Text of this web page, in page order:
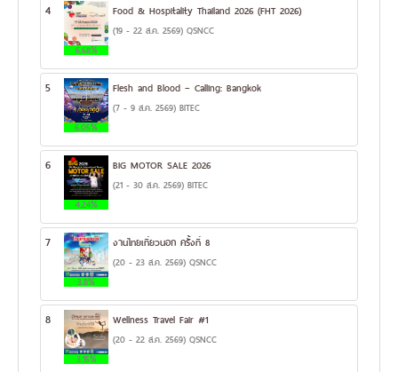
4
6.68%
Food & Hospitality Thailand 2026 (FHT 2026)
(19 - 22 ส.ค. 2569) QSNCC
5
6.05%
Flesh and Blood – Calling: Bangkok
(7 - 9 ส.ค. 2569) BITEC
6
4.24%
BIG MOTOR SALE 2026
(21 - 30 ส.ค. 2569) BITEC
7
3.8%
งานไทยเที่ยวนอก ครั้งที่ 8
(20 - 23 ส.ค. 2569) QSNCC
8
3.15%
Wellness Travel Fair #1
(20 - 22 ส.ค. 2569) QSNCC